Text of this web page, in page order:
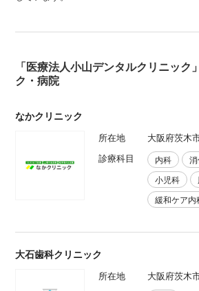
「医療法人小山デンタルクリニック
ク・病院
なかクリニック
所在地
大阪府茨木
診療科目
内科
小児科
緩和ケア内
大石歯科クリニック
所在地
大阪府茨木